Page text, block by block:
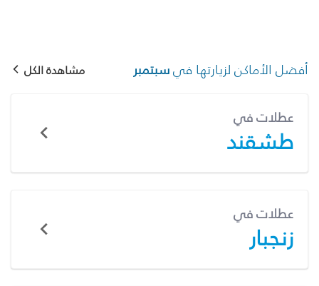
أفضل الأماكن لزيارتها فيسبتمبر مشاهدة الكل
عطلات في
طشقند
عطلات في
زنجبار